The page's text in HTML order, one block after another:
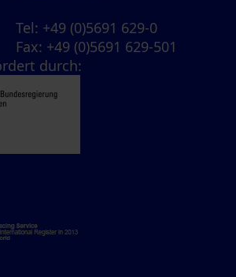
Tel: +49 (0)5691 629-0
Fax: +49 (0)5691 629-501
durch: